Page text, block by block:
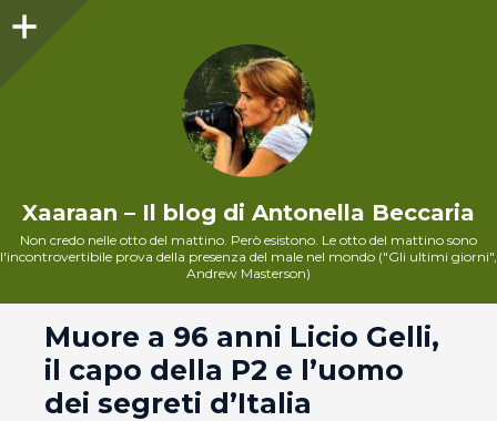
Xaaraan – Il blog di Antonella Beccaria
Non credo nelle otto del mattino. Però esistono. Le otto del mattino sono
l'incontrovertibile prova della presenza del male nel mondo ("Gli ultimi giorni",
Andrew Masterson)
Muore a 96 anni Licio Gelli,
il capo della P2 e l’uomo
dei segreti d’Italia